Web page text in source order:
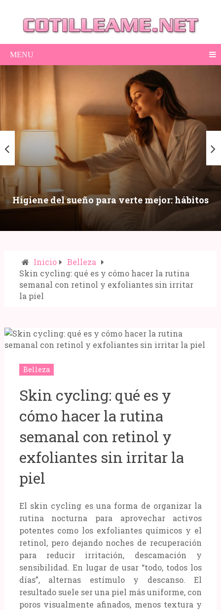
MENU
Higiene del sueño para verte mejor: hábitos
nocturnos que mejoran piel, ojeras y energía
Compartir:
Inicio
Belleza
Skin cycling: qué es y cómo hacer la rutina
semanal con retinol y exfoliantes sin irritar
la piel
Belleza
Skin cycling: qué es y
cómo hacer la rutina
semanal con retinol y
exfoliantes sin irritar la
piel
El skin cycling es una forma de organizar la
rutina nocturna para aprovechar activos
potentes como los exfoliantes químicos y el
retinol, pero dejando noches de recuperación
para reducir irritación, descamación y
sensibilidad. En lugar de usar “todo, todos los
días”, alternas estímulo y descanso. El
resultado suele ser una piel más uniforme, con
poros visualmente afinados, menos textura y